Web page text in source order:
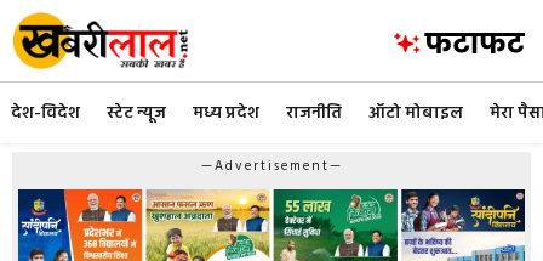
Skip
to
content
देश-विदेश स्टेट न्यूज मध्य प्रदेश राजनीति ऑटो मोबाइल मेरा
—Advertisement—